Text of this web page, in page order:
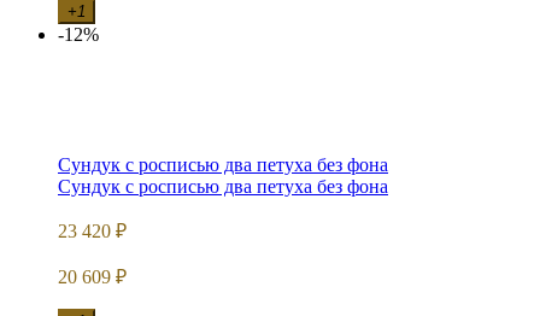
+1
-12%
Сундук с росписью два петуха без фона
Сундук с росписью два петуха без фона
23 420 ₽
20 609 ₽